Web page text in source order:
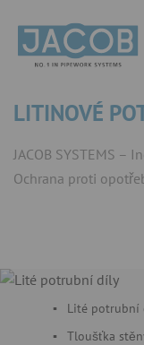
LITINOVÉ
JACOB SYSTEMS –
Ochrana proti
Lité potrubní
Tloušťka